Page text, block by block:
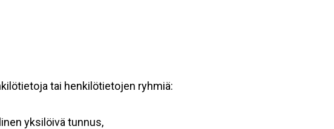
tai henkilötietojen ryhmiä:
yksilöivä tunnus,